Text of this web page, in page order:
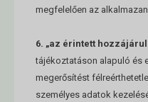
megfelelően az
6. „az érintett
tájékoztatáson alapuló és
megerősítést
személyes adatok